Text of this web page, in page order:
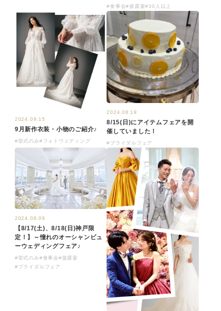
#食事会#披露宴#30人以上
2024.09.15
9月新作衣装・小物のご紹介♪
#挙式のみ#フォトウェディング
2024.08.19
8/15(日)にアイテムフェアを開
催していました！
#ブライダルフェア
2024.08.09
【8/17(土)、8/18(日)神戸限
定！】～憧れのオーシャンビュ
ーウェディングフェア♪
#挙式のみ#食事会#披露宴
#ブライダルフェア